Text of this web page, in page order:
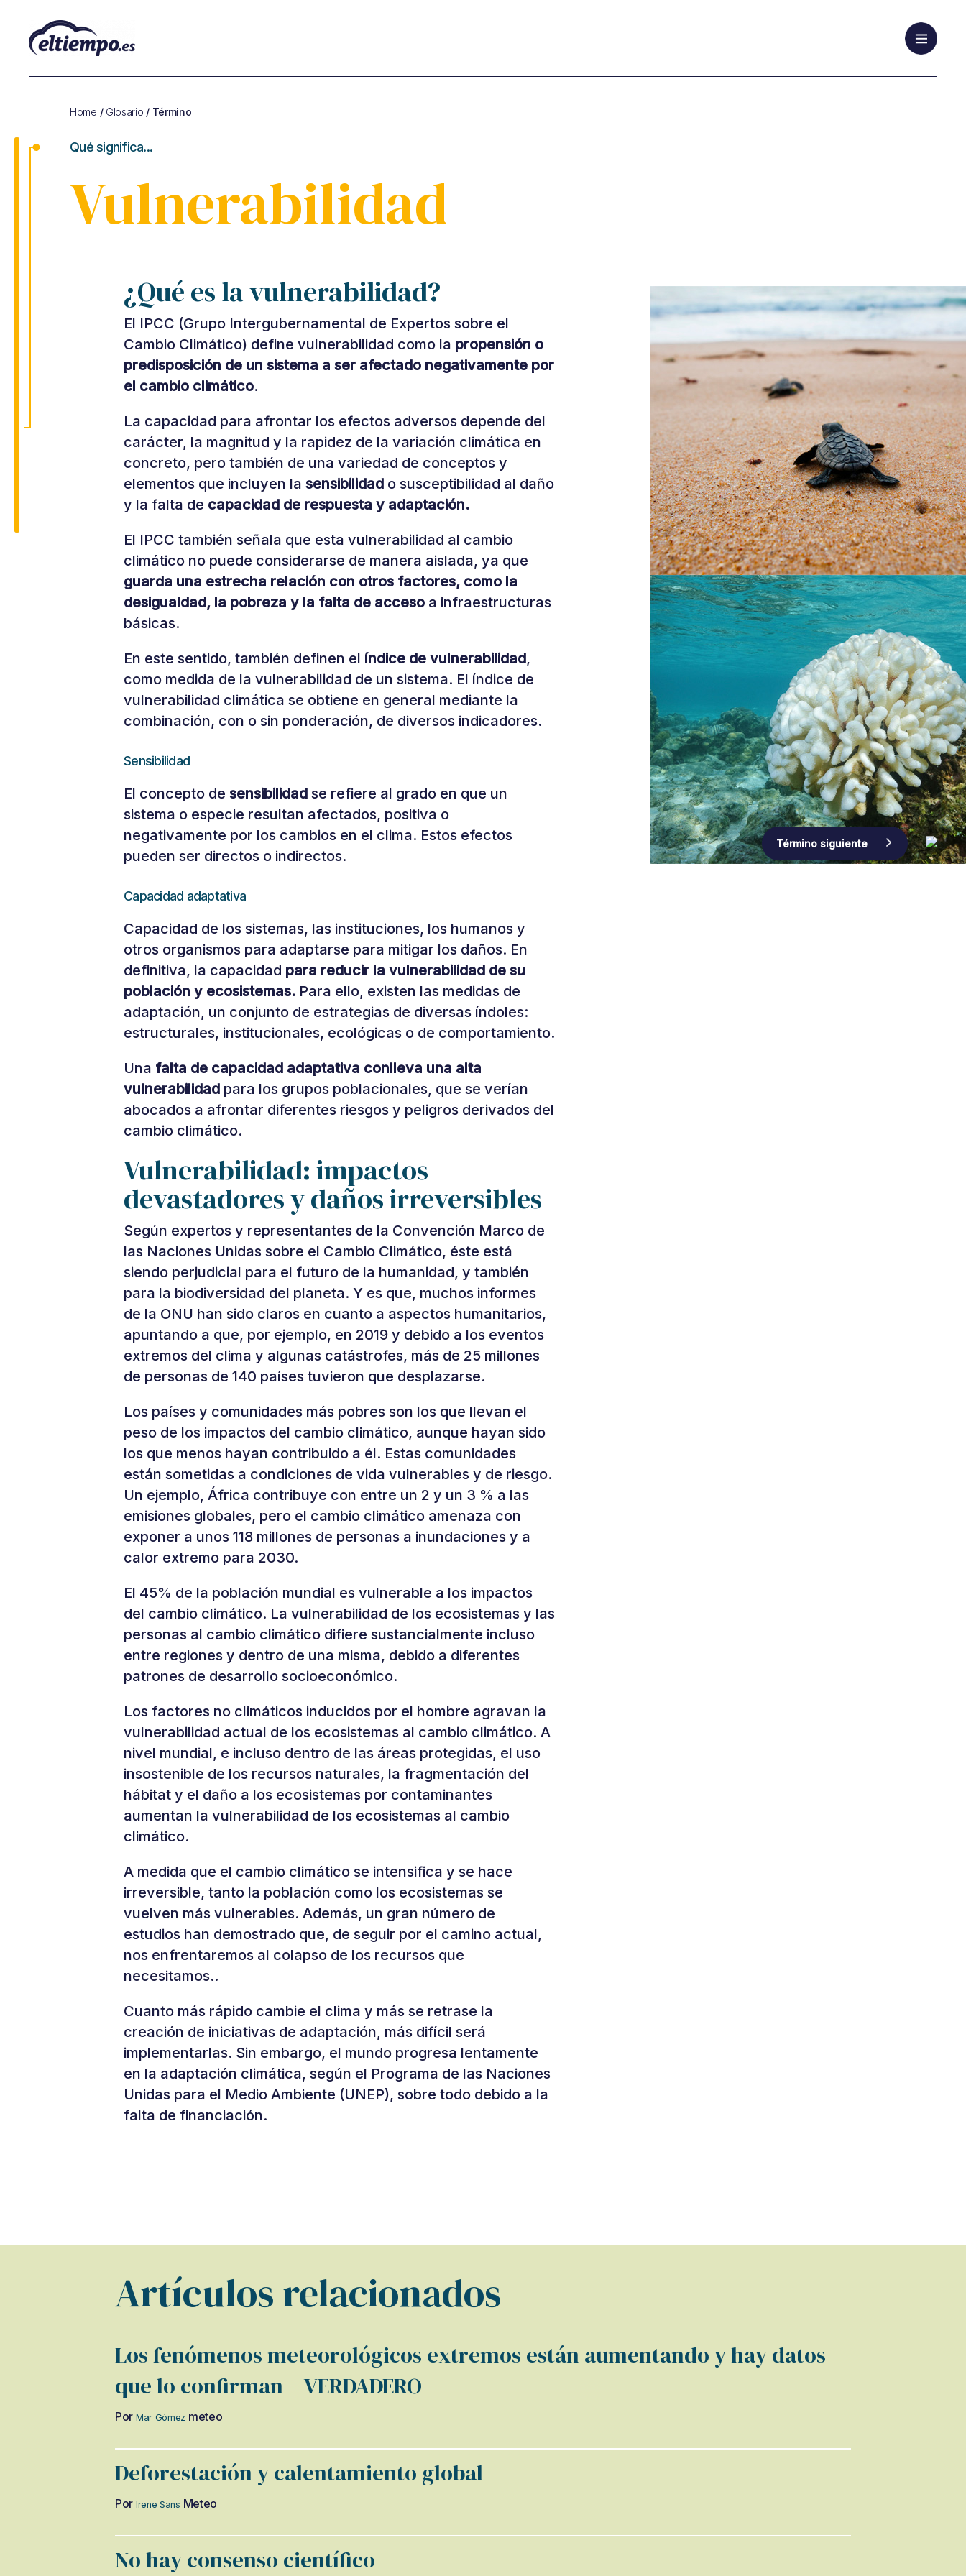
de
Climático
de
Home / Glosario / Término
Qué significa...
Vulnerabilidad
Navegación
Término siguiente
¿Qué es la vulnerabilidad?
El IPCC (Grupo Intergubernamental de Expertos sobre el
Cambio Climático) define vulnerabilidad como la propensión o
predisposición de un sistema a ser afectado negativamente por
el cambio climático.
La capacidad para afrontar los efectos adversos depende del
carácter, la magnitud y la rapidez de la variación climática en
concreto, pero también de una variedad de conceptos y
elementos que incluyen la sensibilidad o susceptibilidad al daño
y la falta de capacidad de respuesta y adaptación.
El IPCC también señala que esta vulnerabilidad al cambio
climático no puede considerarse de manera aislada, ya que
guarda una estrecha relación con otros factores, como la
desigualdad, la pobreza y la falta de acceso a infraestructuras
básicas.​
En este sentido, también definen el índice de vulnerabilidad,
como medida de la vulnerabilidad de un sistema. El índice de
vulnerabilidad climática se obtiene en general mediante la
combinación, con o sin ponderación, de diversos indicadores.
Sensibilidad
El concepto de sensibilidad se refiere al grado en que un
sistema o especie resultan afectados, positiva o
negativamente por los cambios en el clima. Estos efectos
pueden ser directos o indirectos.
Capacidad adaptativa
Capacidad de los sistemas, las instituciones, los humanos y
otros organismos para adaptarse para mitigar los daños. En
definitiva, la capacidad para reducir la vulnerabilidad de su
población y ecosistemas. Para ello, existen las medidas de
adaptación, un conjunto de estrategias de diversas índoles:
estructurales, institucionales, ecológicas o de comportamiento.
Una falta de capacidad adaptativa conlleva una alta
vulnerabilidad para los grupos poblacionales, que se verían
abocados a afrontar diferentes riesgos y peligros derivados del
cambio climático.
Vulnerabilidad: impactos
devastadores y daños irreversibles
Según expertos y representantes de la Convención Marco de
las Naciones Unidas sobre el Cambio Climático, éste está
siendo perjudicial para el futuro de la humanidad, y también
para la biodiversidad del planeta. Y es que, muchos informes
de la ONU han sido claros en cuanto a aspectos humanitarios,
apuntando a que, por ejemplo, en 2019 y debido a los eventos
extremos del clima y algunas catástrofes, más de 25 millones
de personas de 140 países tuvieron que desplazarse.
Los países y comunidades más pobres son los que llevan el
peso de los impactos del cambio climático, aunque hayan sido
los que menos hayan contribuido a él. Estas comunidades
están sometidas a condiciones de vida vulnerables y de riesgo.
Un ejemplo, África contribuye con entre un 2 y un 3 % a las
emisiones globales, pero el cambio climático amenaza con
exponer a unos 118 millones de personas a inundaciones y a
calor extremo para 2030.
El 45% de la población mundial es vulnerable a los impactos
del cambio climático. La vulnerabilidad de los ecosistemas y las
personas al cambio climático difiere sustancialmente incluso
entre regiones y dentro de una misma, debido a diferentes
patrones de desarrollo socioeconómico.
Los factores no climáticos inducidos por el hombre agravan la
vulnerabilidad actual de los ecosistemas al cambio climático. A
nivel mundial, e incluso dentro de las áreas protegidas, el uso
insostenible de los recursos naturales, la fragmentación del
hábitat y el daño a los ecosistemas por contaminantes
aumentan la vulnerabilidad de los ecosistemas al cambio
climático.
A medida que el cambio climático se intensifica y se hace
irreversible, tanto la población como los ecosistemas se
vuelven más vulnerables. Además, un gran número de
estudios han demostrado que, de seguir por el camino actual,
nos enfrentaremos al colapso de los recursos que
necesitamos..
Cuanto más rápido cambie el clima y más se retrase la
creación de iniciativas de adaptación, más difícil será
implementarlas. Sin embargo, el mundo progresa lentamente
en la adaptación climática, según el Programa de las Naciones
Unidas para el Medio Ambiente (UNEP), sobre todo debido a la
falta de financiación.
Artículos relacionados
Los fenómenos meteorológicos extremos están aumentando y hay datos
que lo confirman – VERDADERO
Por Mar Gómez meteo
Deforestación y calentamiento global
Por Irene Sans Meteo
No hay consenso científico